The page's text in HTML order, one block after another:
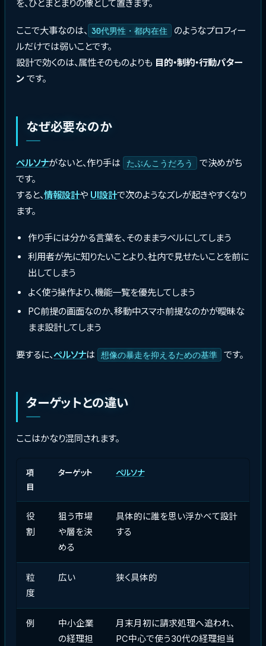
を、ひとまとまりの像として置きます。
ここで大事なのは、 30代男性・都内在住
のようなプロフィー
ルだけでは弱いことです。
設計で効くのは、属性そのものよりも 目的・制約・行動パター
ン です。
なぜ必要なのか
ペルソナがないと、作り手は たぶんこうだろう
で決めがち
です。
すると、情報設計や UI設計で次のようなズレが起きやすくなり
ます。
作り手には分かる言葉を、そのままラベルにしてしまう
利用者が先に知りたいことより、社内で見せたいことを前に
出してしまう
よく使う操作より、機能一覧を優先してしまう
PC前提の画面なのか、移動中スマホ前提なのかが曖昧な
まま設計してしまう
要するに、 ペルソナは 想像の暴走を抑えるための基準 です。
ターゲットとの違い
ここはかなり混同されます。
項
目
ターゲット ペルソナ
役
割
狙う市場
や層を決
める
具体的に誰を思い浮かべて設計
する
粒
度
広い 狭く具体的
例
中小企業
の経理担
月末月初に請求処理へ追われ、
PC中心で使う30代の経理担当